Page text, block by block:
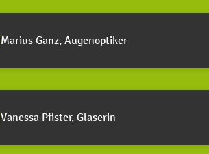
Marius Ganz, Augenoptiker
Vanessa Pfister, Glaserin